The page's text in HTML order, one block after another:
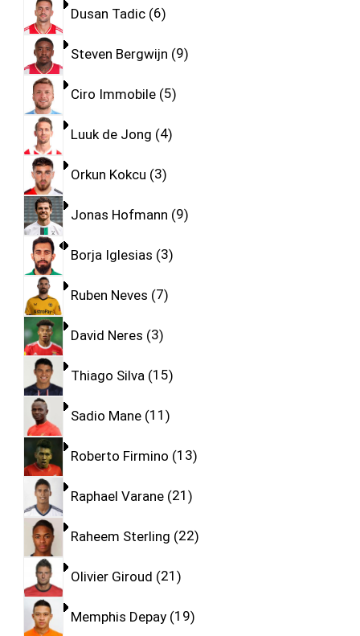
Dusan Tadic 6
Steven Bergwijn 9
Ciro Immobile 5
Luuk de Jong 4
Orkun Kokcu 3
Jonas Hofmann 9
Borja Iglesias 3
Ruben Neves 7
David Neres 3
Thiago Silva 15
Sadio Mane 11
Roberto Firmino 13
Raphael Varane 21
Raheem Sterling 22
Olivier Giroud 21
Memphis Depay 19